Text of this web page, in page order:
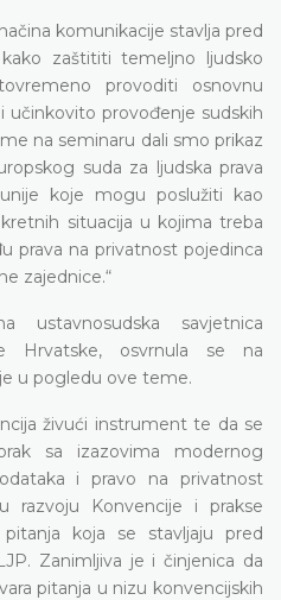
komunikacije stavlja pred
zaštititi temeljno ljudsko
provoditi osnovnu
učinkovito provođenje sudskih
na seminaru dali smo prikaz
suda za ljudska prava
koje mogu poslužiti kao
situacija u kojima treba
prava na privatnost pojedinca
zajednice.“
ustavnosudska savjetnica
Hrvatske, osvrnula se na
u pogledu ove teme.
živući instrument te da se
sa izazovima modernog
i pravo na privatnost
razvoju Konvencije i prakse
koja se stavljaju pred
Zanimljiva je i činjenica da
pitanja u nizu konvencijskih